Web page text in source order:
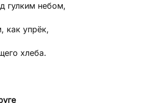
гулким небом,
как упрёк,
хлеба.